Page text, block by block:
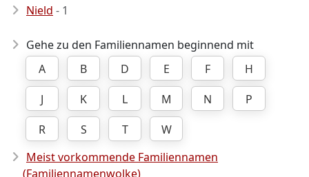
Nield - 1
Gehe zu den Familiennamen beginnend mit
A
B D E F
H
J
K L M N
P
R
S T
W
Meist vorkommende Familiennamen
(Familiennamenwolke)